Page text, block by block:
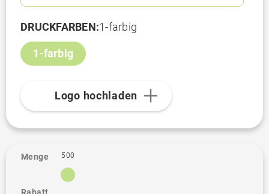
DRUCKFARBEN:1-farbig
1-farbig
Logo hochladen
Menge 500